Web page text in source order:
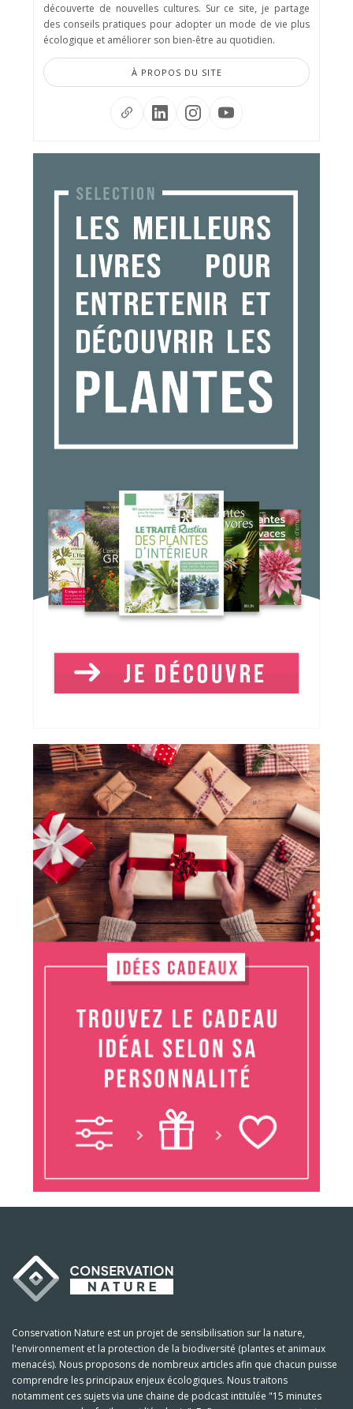
découverte de nouvelles cultures. Sur ce site, je partage
des conseils pratiques pour adopter un mode de vie plus
écologique et améliorer son bien-être au quotidien.
À PROPOS DU SITE
Conservation Nature est un projet de sensibilisation sur la nature,
l'environnement et la protection de la biodiversité (plantes et animaux
menacés). Nous proposons de nombreux articles afin que chacun puisse
comprendre les principaux enjeux écologiques. Nous traitons
notamment ces sujets via une chaine de podcast intitulée "15 minutes